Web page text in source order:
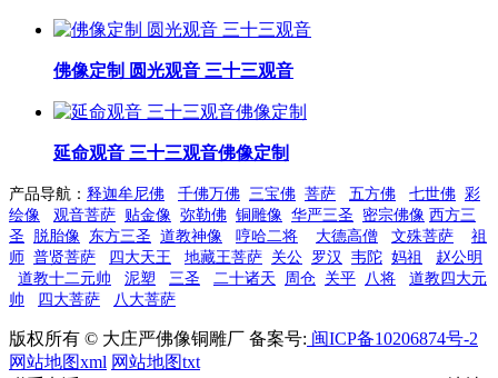
佛像定制 圆光观音 三十三观音
延命观音 三十三观音佛像定制
产品导航： 释迦牟尼佛 千佛万佛 三宝佛 菩萨 五方佛 七世佛 彩
绘像
观音菩萨 贴金像 弥勒佛 铜雕像 华严三圣 密宗佛像 西方三
圣
脱胎像 东方三圣 道教神像 哼哈二将 大德高僧 文殊菩萨
祖
师 普贤菩萨 四大天王 地藏王菩萨 关公 罗汉 韦陀 妈祖
赵公明
道教十二元帅
泥塑 三圣 二十诸天 周仓 关平 八将
道教四大元
帅
四大菩萨 八大菩萨
版权所有 © 大庄严佛像铜雕厂 备案号: 闽ICP备10206874号-2
网站地图xml 网站地图txt